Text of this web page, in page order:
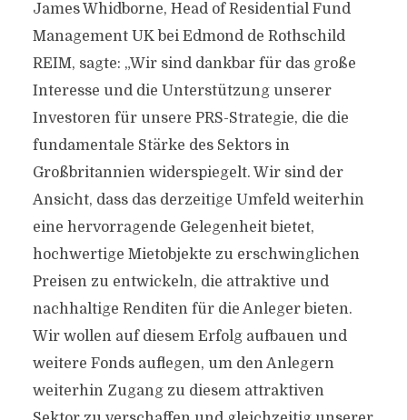
James Whidborne, Head of Residential Fund
Management UK bei Edmond de Rothschild
REIM, sagte: „Wir sind dankbar für das große
Interesse und die Unterstützung unserer
Investoren für unsere PRS-Strategie, die die
fundamentale Stärke des Sektors in
Großbritannien widerspiegelt. Wir sind der
Ansicht, dass das derzeitige Umfeld weiterhin
eine hervorragende Gelegenheit bietet,
hochwertige Mietobjekte zu erschwinglichen
Preisen zu entwickeln, die attraktive und
nachhaltige Renditen für die Anleger bieten.
Wir wollen auf diesem Erfolg aufbauen und
weitere Fonds auflegen, um den Anlegern
weiterhin Zugang zu diesem attraktiven